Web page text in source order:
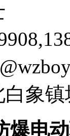
象
爆电